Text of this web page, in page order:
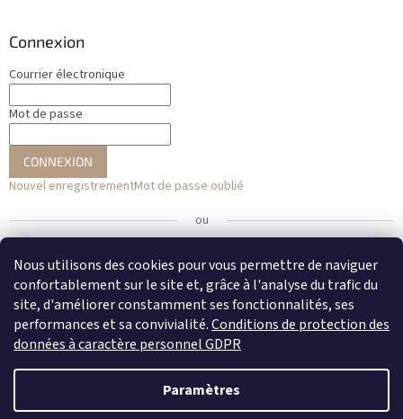
Nous utilisons des cookies pour vous permettre de naviguer
confortablement sur le site et, grâce à l'analyse du trafic du
site, d'améliorer constamment ses fonctionnalités, ses
performances et sa convivialité.Conditions de protection des
données à caractère personnel GDPR
Paramètres
Connexion
Courrier électronique
Mot de passe
CONNEXION
Nouvel enregistrementMot de passe oublié
ou
Se connecter avec Facebook
Se connecter avec Google